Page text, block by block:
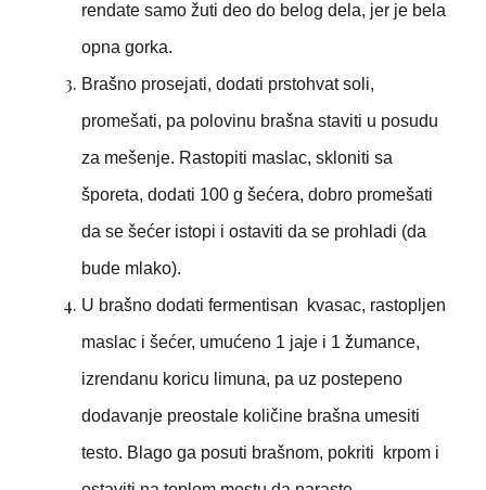
rendate samo žuti deo do belog dela, jer je bela
opna gorka.
Brašno prosejati, dodati prstohvat soli,
promešati, pa polovinu brašna staviti u posudu
za mešenje. Rastopiti maslac, skloniti sa
šporeta, dodati 100 g šećera, dobro promešati
da se šećer istopi i ostaviti da se prohladi (da
bude mlako).
U brašno dodati fermentisan kvasac, rastopljen
maslac i šećer, umućeno 1 jaje i 1 žumance,
izrendanu koricu limuna, pa uz postepeno
dodavanje preostale količine brašna umesiti
testo. Blago ga posuti brašnom, pokriti krpom i